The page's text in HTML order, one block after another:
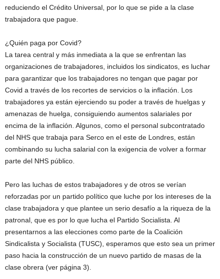
reduciendo el Crédito Universal, por lo que se pide a la clase
trabajadora que pague.
¿Quién paga por Covid?
La tarea central y más inmediata a la que se enfrentan las
organizaciones de trabajadores, incluidos los sindicatos, es luchar
para garantizar que los trabajadores no tengan que pagar por
Covid a través de los recortes de servicios o la inflación. Los
trabajadores ya están ejerciendo su poder a través de huelgas y
amenazas de huelga, consiguiendo aumentos salariales por
encima de la inflación. Algunos, como el personal subcontratado
del NHS que trabaja para Serco en el este de Londres, están
combinando su lucha salarial con la exigencia de volver a formar
parte del NHS público.
Pero las luchas de estos trabajadores y de otros se verían
reforzadas por un partido político que luche por los intereses de la
clase trabajadora y que plantee un serio desafío a la riqueza de la
patronal, que es por lo que lucha el Partido Socialista. Al
presentarnos a las elecciones como parte de la Coalición
Sindicalista y Socialista (TUSC), esperamos que esto sea un primer
paso hacia la construcción de un nuevo partido de masas de la
clase obrera (ver página 3).